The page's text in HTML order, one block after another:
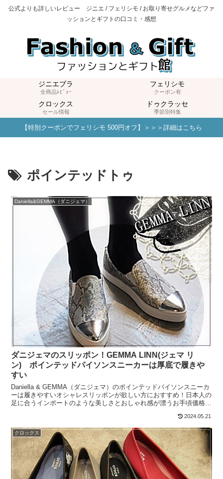
公式よりも詳しいレビュー ジニエ / フェリシモ / お取り寄せグルメなどファ
ッションとギフトの口コミ・感想
ジニエブラ
全商品ﾚﾋﾞｭｰ
フェリシモ
クーポン有
クロックス
セール情報
ドゥクラッセ
季節別特集
【特別クーポンでフェリシモ 500円オフ】＞＞＞詳細はこちら
ポインテッドトゥ
Daniella&GEMMA（ダニジェマ）
ダニジェマのスリッポン！GEMMA LINN(ジェマ リ
ン) ポインテッドパイソンスニーカーは厚底で履きや
すい
Daniella & GEMMA（ダニジェマ）のポインテッドパイソンスニーカ
ーは履きやすいオシャレスリッポンが欲しい方におすすめ！日本人の
足に合うインポートのような美しさとおしゃれ感が漂うお手頃価格帯
2024.05.21
クロックス